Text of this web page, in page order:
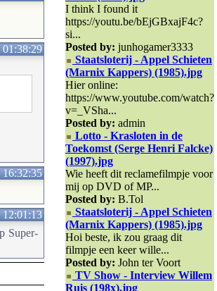
01:38:29
16:32:35
12:01:13
Super-
I think I found it
https://youtu.be/bEjGBxajF4c?
si...
Posted by: junhogamer3333
Staatsloterij - Appel Schieten
(Marnix Kappers) (1985).jpg
Hier online:
https://www.youtube.com/watch?
v=_VSha...
Posted by: admin
Lotto - Krasloten in de
Toekomst (Serge Henri Falcke)
(1997).jpg
Wie heeft dit reclamefilmpje voor
mij op DVD of MP...
Posted by: B.Tol
Staatsloterij - Appel Schieten
(Marnix Kappers) (1985).jpg
Hoi beste, ik zou graag dit
filmpje een keer wille...
Posted by: John ter Voort
TV Show - Interview Willem
Ruis (198x).jpg